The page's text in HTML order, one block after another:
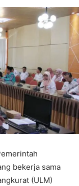
bekerja sama
(ULM)